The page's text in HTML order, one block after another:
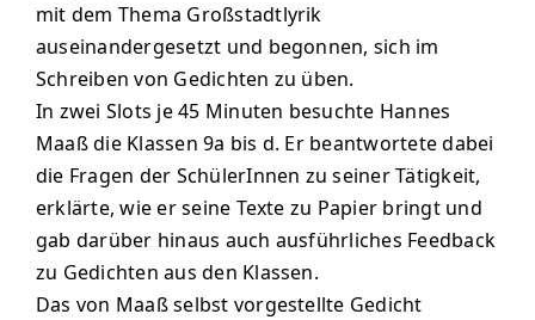
Service
Krankmeldung
Kalender
WebUntis WebUntis
mit dem Thema Großstadtlyrik
auseinandergesetzt und begonnen, sich im
Schreiben von Gedichten zu üben.
In zwei Slots je 45 Minuten besuchte Hannes
Maaß die Klassen 9a bis d. Er beantwortete dabei
die Fragen der SchülerInnen zu seiner Tätigkeit,
erklärte, wie er seine Texte zu Papier bringt und
gab darüber hinaus auch ausführliches Feedback
zu Gedichten aus den Klassen.
Das von Maaß selbst vorgestellte Gedicht